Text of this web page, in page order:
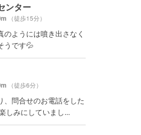
ンター
（徒歩15分）
のようには噴き出さなく
うです💦
（徒歩6分）
、問合せのお電話をした
しみにしていまし...